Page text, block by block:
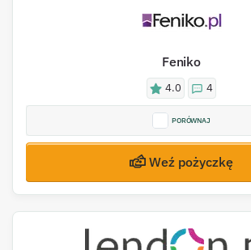
Feniko
4.0 4
PORÓWNAJ
Weź pożyczkę